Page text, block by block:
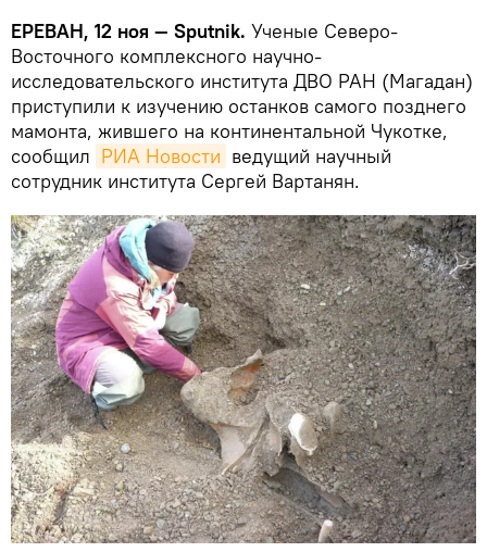
ЕРЕВАН, 12 ноя — Sputnik. Ученые Северо-
Восточного комплексного научно-
исследовательского института ДВО РАН (Магадан)
приступили к изучению останков самого позднего
мамонта, жившего на континентальной Чукотке,
сообщил РИА Новости ведущий научный
сотрудник института Сергей Вартанян.